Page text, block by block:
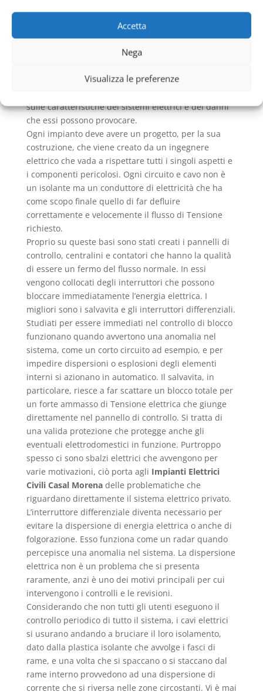
Accetta
Nega
Visualizza le preferenze
di sicurezza
Intorno agliImpianti Elettrici Civili Casal Morena
ruotano una serie di normative, leggi e controlli che
salute degli utenti che li utilizzano. Non a caso la CEI
sulle caratteristiche dei sistemi elettrici e dei danni
che essi possono provocare.
Ogni impianto deve avere un progetto, per la sua
costruzione, che viene creato da un ingegnere
elettrico che vada a rispettare tutti i singoli aspetti e
i componenti pericolosi. Ogni circuito e cavo non è
un isolante ma un conduttore di elettricità che ha
come scopo finale quello di far defluire
correttamente e velocemente il flusso di Tensione
richiesto.
Proprio su queste basi sono stati creati i pannelli di
controllo, centralini e contatori che hanno la qualità
di essere un fermo del flusso normale. In essi
vengono collocati degli interruttori che possono
bloccare immediatamente l’energia elettrica. I
migliori sono i salvavita e gli interruttori differenziali.
Studiati per essere immediati nel controllo di blocco
funzionano quando avvertono una anomalia nel
sistema, come un corto circuito ad esempio, e per
impedire dispersioni o esplosioni degli elementi
interni si azionano in automatico. Il salvavita, in
particolare, riesce a far scattare un blocco totale per
un forte ammasso di Tensione elettrica che giunge
direttamente nel pannello di controllo. Si tratta di
una valida protezione che protegge anche gli
eventuali elettrodomestici in funzione. Purtroppo
spesso ci sono sbalzi elettrici che avvengono per
varie motivazioni, ciò porta agli Impianti Elettrici
Civili Casal Morenadelle problematiche che
riguardano direttamente il sistema elettrico privato.
L’interruttore differenziale diventa necessario per
evitare la dispersione di energia elettrica o anche di
folgorazione. Esso funziona come un radar quando
percepisce una anomalia nel sistema. La dispersione
elettrica non è un problema che si presenta
raramente, anzi è uno dei motivi principali per cui
intervengono i controlli e le revisioni.
Considerando che non tutti gli utenti eseguono il
controllo periodico di tutto il sistema, i cavi elettrici
si usurano andando a bruciare il loro isolamento,
dato dalla plastica isolante che avvolge i fasci di
rame, e una volta che si spaccano o si staccano dal
rame interno provvedono ad una dispersione di
corrente che si riversa nelle zone circostanti. Vi è mai